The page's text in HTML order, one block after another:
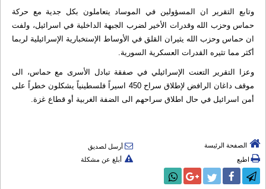
وتابع التقرير ان المسؤولين في الموساد يتعاملون بكل جدية مع حركة
حماس وحزب الله وقدرات الأخير لضرب الجبهة الداخلية في اسرائيل، ولفت
ان حماس وحزب الله يثيران القلق في الأوساط الإستخبارية الإسرائيلية لربما
أكثر مما تثيره القدرات العسكرية السورية.
وعزا التقرير التعنت الإسرائيلي في صفقة تبادل الأسرى مع حماس، الى
موقف داغان الرافض لإطلاق سراح 450 اسيراً فلسطينياً يشكلون خطراً على
أمن اسرائيل في حال اطلاق سراحهم الى الضفة الغربية أو قطاع غزة.
الصفحة الرئيسة
أرسل لصديق
اطبع
أبلغ عن مشكلة